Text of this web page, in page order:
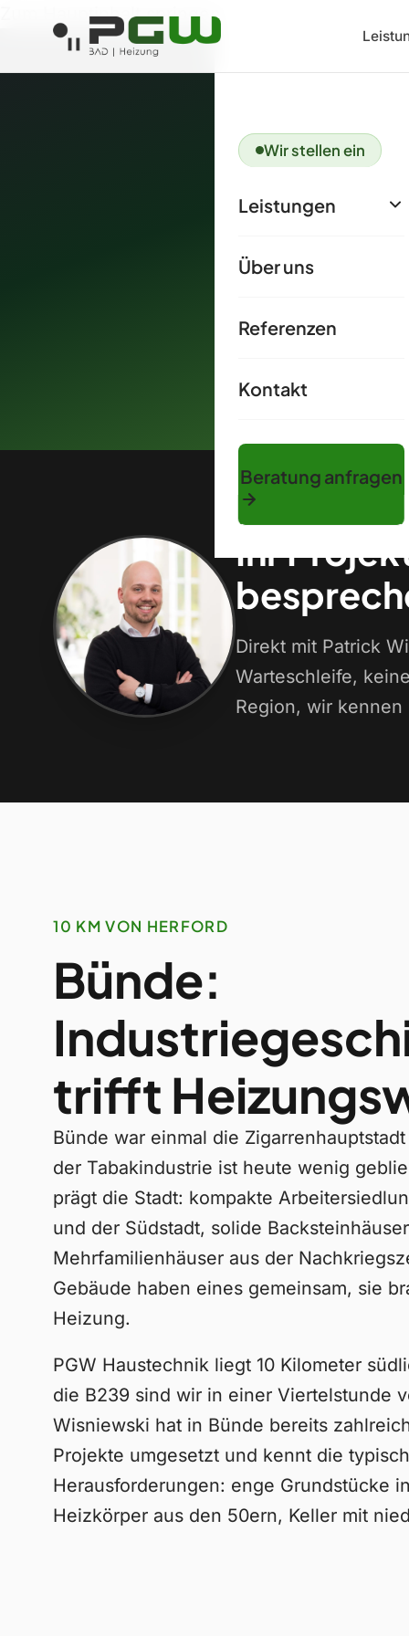
Zum Hauptinhalt springen
Wir stellen ein
Leistungen
Über uns
Referenzen
Kontakt
Beratung anfragen
Ihr
Direkt mit Patrick
Warteschleife,
Region, wir
10 KM VON HERFORD
Bünde:
trifft
Bünde war einmal die
der Tabakindustrie ist heute wenig
prägt die Stadt: kompakte
und der Südstadt, solide
Mehrfamilienhäuser aus der
Gebäude haben eines gemeinsam, sie
Heizung.
PGW Haustechnik liegt 10 Kilometer
die B239 sind wir in einer Viertelstunde
Wisniewski hat in Bünde bereits
Projekte umgesetzt und kennt die
Herausforderungen: enge Grundstücke
Heizkörper aus den 50ern, Keller mit